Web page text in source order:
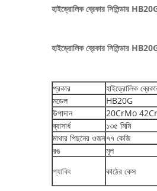
হাইড্রোলিক ব্রেকার সিলিন্ডার
হাইড্রোলিক ব্রেকার সিলিন্ডার
প্রকার
হাইড্রোলিক
মডেল
HB20G
উপাদান
20CrMo
ব্যাসার্ধ
১৩৫ মিমি
মাথার পিছনের ওজন৭৭ কেজি
রঙ
মূল
প্যাকিং
কাঠের কেস